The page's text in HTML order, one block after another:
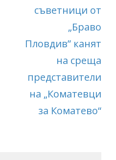
съветници от
„Браво
Пловдив” канят
на среща
представители
на „Коматевци
за Коматево“